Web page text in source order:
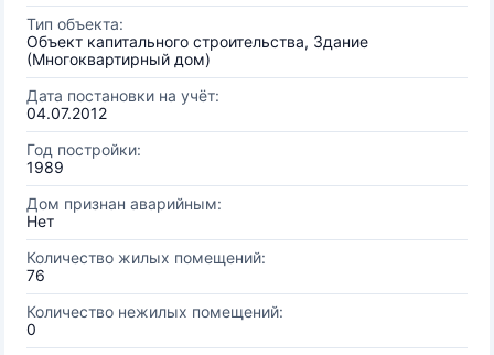
Тип объекта:
Объект капитального строительства, Здание
(Многоквартирный дом)
Дата постановки на учёт:
04.07.2012
Год постройки:
1989
Дом признан аварийным:
Нет
Количество жилых помещений:
76
Количество нежилых помещений:
0